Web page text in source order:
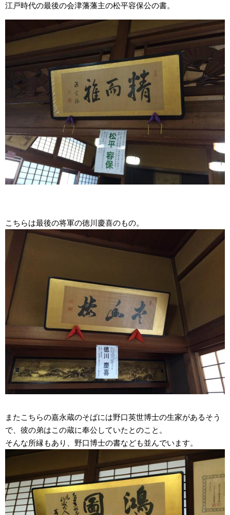
江戸時代の最後の会津藩藩主の松平容保公の書。
こちらは最後の将軍の徳川慶喜のもの。
またこちらの嘉永蔵のそばには野口英世博士の生家があるそう
で、彼の弟はこの蔵に奉公していたとのこと。
そんな所縁もあり、野口博士の書なども並んでいます。